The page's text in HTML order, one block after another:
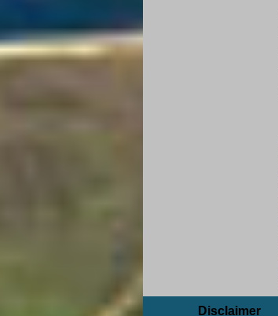
Disclaimer